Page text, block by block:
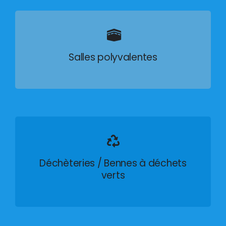
Salles polyvalentes
Déchèteries / Bennes à déchets
verts